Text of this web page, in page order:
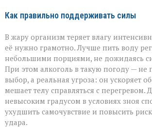
Как правильно поддерживать силы
В жару организм теряет влагу
её нужно грамотно. Лучше пить воду
небольшими порциями, не дожидаясь
При этом алкоголь в такую погоду — не
выбор, а реальная угроза: он ускоряет
мешает телу справляться с перегревом.
невысоким градусом в условиях зноя
ухудшить самочувствие и повысить
удара.